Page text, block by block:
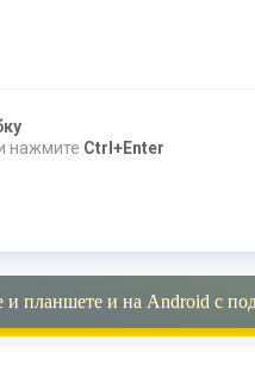
нажмите Ctrl+Enter
и планшете и на Android с